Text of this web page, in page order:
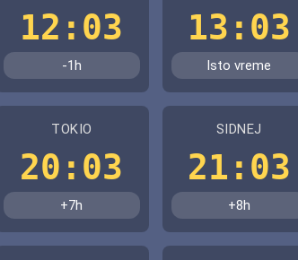
12:03
-1h
13:03
Isto vreme
TOKIO
20:03
+7h
SIDNEJ
21:03
+8h